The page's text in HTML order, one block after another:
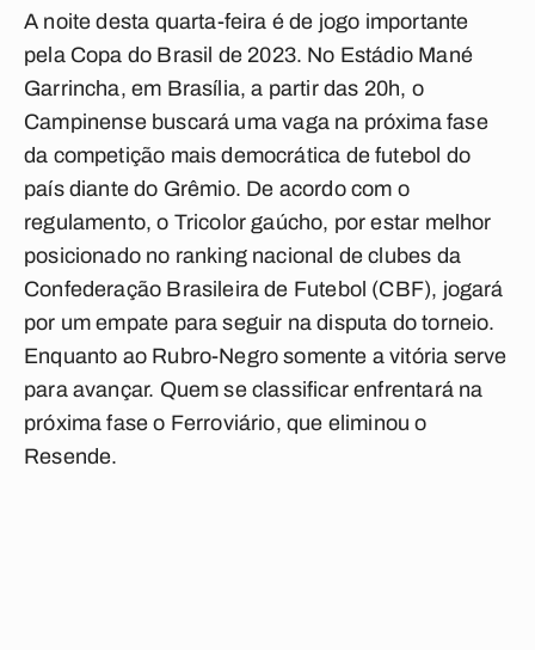
A noite desta quarta-feira é de jogo importante
pela Copa do Brasil de 2023. No Estádio Mané
Garrincha, em Brasília, a partir das 20h, o
Campinense buscará uma vaga na próxima fase
da competição mais democrática de futebol do
país diante do Grêmio. De acordo com o
regulamento, o Tricolor gaúcho, por estar melhor
posicionado no ranking nacional de clubes da
Confederação Brasileira de Futebol (CBF), jogará
por um empate para seguir na disputa do torneio.
Enquanto ao Rubro-Negro somente a vitória serve
para avançar. Quem se classificar enfrentará na
próxima fase o Ferroviário, que eliminou o
Resende.